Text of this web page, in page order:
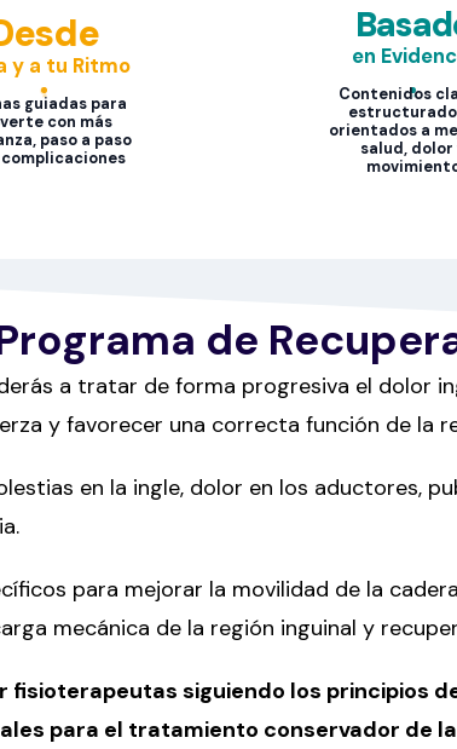
y a tu Ritmo
guiadas para
con más
paso a paso
en
Contenidos
orientados a
salud, dolor
de
a tratar de forma progresiva el dolor
y favorecer una correcta función de la
en la ingle, dolor en los aductores,
para mejorar la movilidad de la
mecánica de la región inguinal y
fisioterapeutas siguiendo los principios
para el tratamiento conservador de